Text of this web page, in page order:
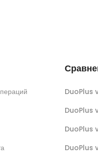
DuoPlus
DuoPlus
DuoPlus
DuoPlus